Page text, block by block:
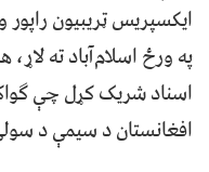
ایکسپریس ټریبیون
په ورځ اسلام‌آباد ته
اسناد شریک کړل چې
افغانستان د سیمې د